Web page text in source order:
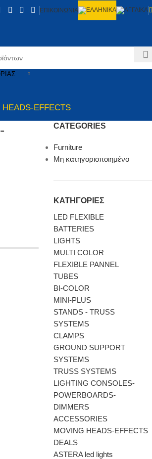
ΕΠΙΚΟΙΝΩΝΙΑ
HEADS-EFFECTS
CATEGORIES
Furniture
Μη κατηγοριοποιημένο
ΚΑΤΗΓΟΡΙΕΣ
LED FLEXIBLE
BATTERIES
LIGHTS
MULTI COLOR
FLEXIBLE PANNEL
TUBES
BI-COLΟR
MINI-PLUS
STANDS - TRUSS
SYSTEMS
CLAMPS
GROUND SUPPORT
SYSTEMS
TRUSS SYSTEMS
LIGHTING CONSOLES-
POWERBOARDS-
DIMMERS
ACCESSORIES
MOVING HEADS-EFFECTS
DEALS
ASTERA led lights